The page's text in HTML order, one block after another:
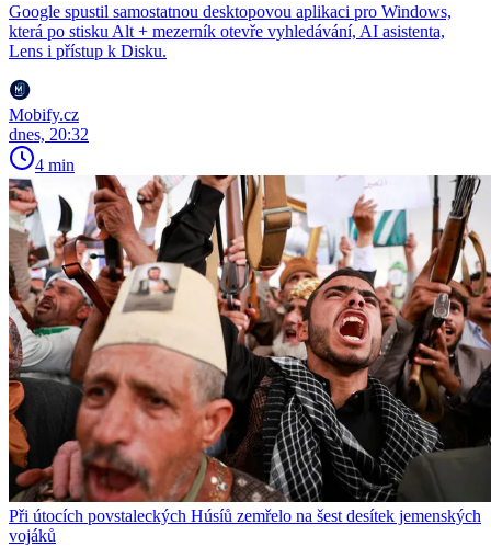
Google spustil samostatnou desktopovou aplikaci pro Windows,
která po stisku Alt + mezerník otevře vyhledávání, AI asistenta,
Lens i přístup k Disku.
Mobify.cz
dnes, 20:32
4 min
Při útocích povstaleckých Húsíů zemřelo na šest desítek jemenských
vojáků